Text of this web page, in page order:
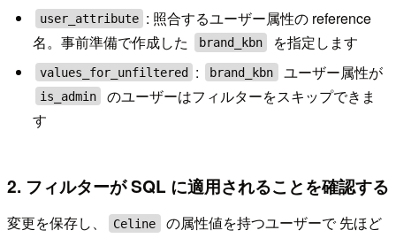
user_attribute : 照合するユーザー属性の reference
名。事前準備で作成した
brand_kbn を指定します
values_for_unfiltered : brand_kbn ユーザー属性が
is_admin
のユーザーはフィルターをスキップできま
す
2. フィルターが SQL に適用されることを確認する
変更を保存し、 Celine
の属性値を持つユーザーで 先ほど